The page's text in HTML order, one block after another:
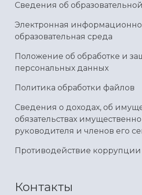
Сведения об
Электронная
образовательная среда
Положение об обработке и
персональных данных
Политика обработки файлов
Сведения о доходах, об
обязательствах
руководителя и членов его
Противодействие коррупции
Контакты